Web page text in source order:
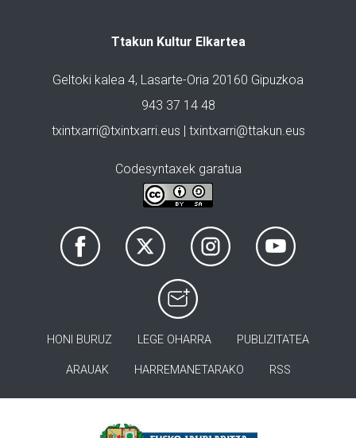
Ttakun Kultur Elkartea
Geltoki kalea 4, Lasarte-Oria 20160 Gipuzkoa
943 37 14 48
txintxarri@txintxarri.eus | txintxarri@ttakun.eus
Codesyntaxek garatua
HONI BURUZ LEGE OHARRA PUBLIZITATEA
ARAUAK HARREMANETARAKO RSS